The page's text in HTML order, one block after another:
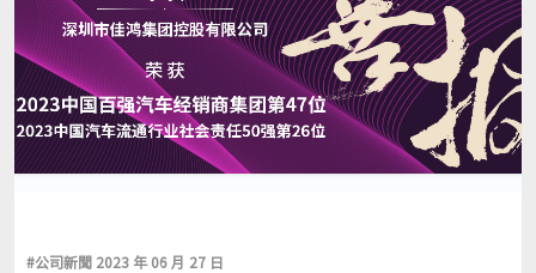
#公司新聞 2023 年 06 月 27 日